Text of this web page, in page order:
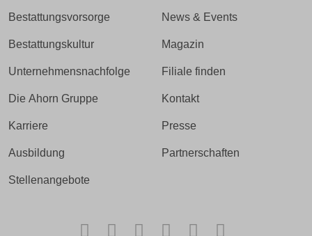
Bestattungsvorsorge
Bestattungskultur
Unternehmensnachfolge
Die Ahorn Gruppe
Karriere
Ausbildung
Stellenangebote
News & Events
Magazin
Filiale finden
Kontakt
Presse
Partnerschaften